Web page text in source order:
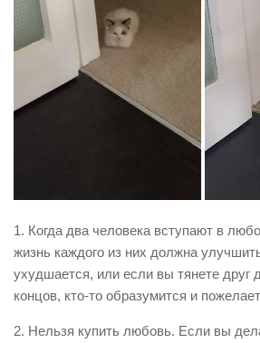
1. Когда два человека вступают в
жизнь каждого из них должна
ухудшается, или если вы тянете друг
концов, кто-то образумится и
2. Нельзя купить любовь. Если вы